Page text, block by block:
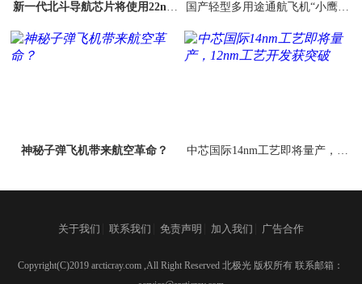
新一代北斗导航芯片将使用22nm
国产轻型多用途通航飞机“小鹰70
神秘子弹飞机带来航空革命？
中芯国际14nm工艺即将量产，12
关于我们 联系我们 免责声明 加入我们 广告合作
Copyright(C)2019 arcticray.com ,All Right Reserved 北极光 版权所有 联系邮箱：